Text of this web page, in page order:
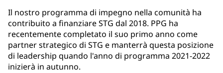
Il nostro programma di impegno nella comunità ha
contribuito a finanziare STG dal 2018. PPG ha
recentemente completato il suo primo anno come
partner strategico di STG e manterrà questa posizione
di leadership quando l'anno di programma 2021-2022
inizierà in autunno.